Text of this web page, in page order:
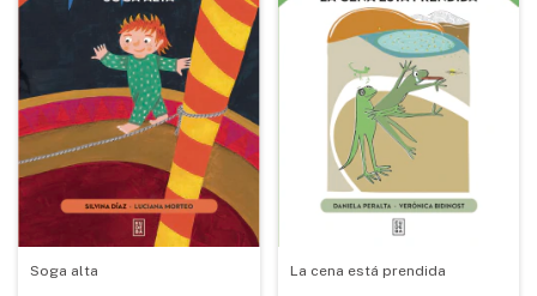
Soga alta La cena está prendida